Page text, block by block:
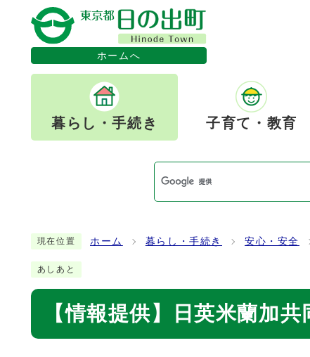
ホームへ
暮らし・手続き 子育て・教育
現在位置 ホーム 暮らし・手続き 安心・安全
あしあと
【情報提供】日英米蘭加